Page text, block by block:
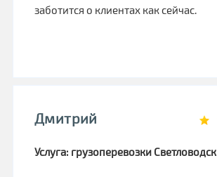
заботится о клиентах как сейчас.
Дмитрий
Услуга: грузоперевозки Светловодск